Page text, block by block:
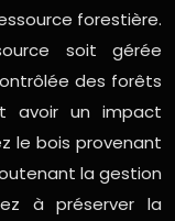
forestière.
soit gérée
des forêts
avoir un impact
le bois provenant
la gestion
à préserver la